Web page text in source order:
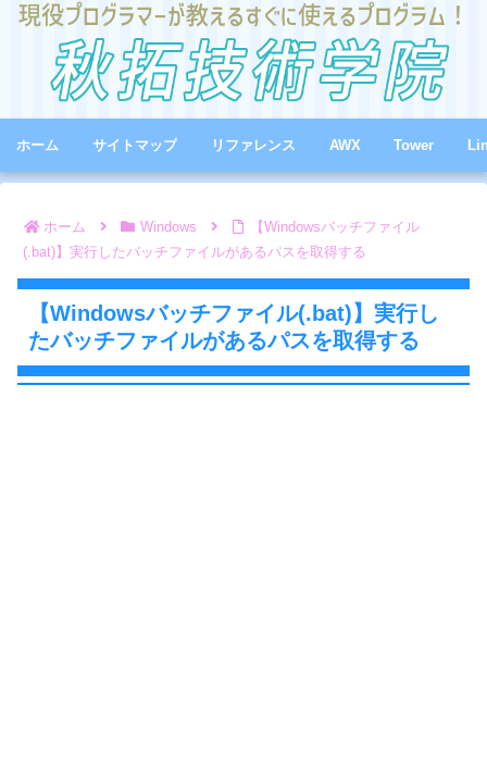
ホーム サイトマップ リファレンス AWX Tower
ホーム Windows
【Windowsバッチファイル
(.bat)】実行したバッチファイルがあるパスを取得する
【Windowsバッチファイル(.bat)】実行し
たバッチファイルがあるパスを取得する